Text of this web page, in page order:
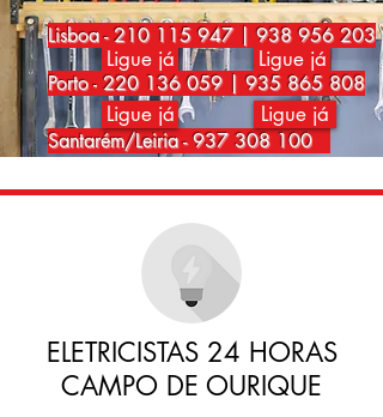
Ligue já Ligue já
Lisboa-210 115 947|938 956 203
Porto- 220 136 059 |935 865 808
Santarém/Leiria -937 308 100
Ligue já Ligue já
ELETRICISTAS 24 HORAS
CAMPO DE OURIQUE